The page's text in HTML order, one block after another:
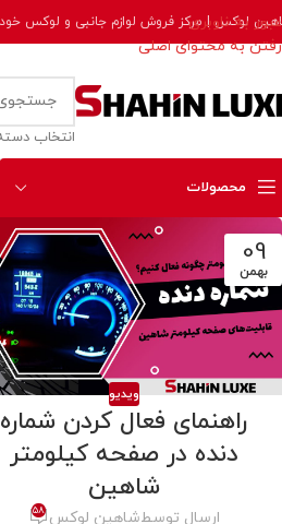
عبور به ناوبری
رفتن به محتوای اصلی
لوکس | مرکز فروش لوازم جانبی و لوکس
انتخاب
محصولات
09
بهمن
ویدیو
راهنمای فعال کردن شماره
دنده در صفحه کیلومتر
شاهین
ارسال توسطشاهین لوکس 58